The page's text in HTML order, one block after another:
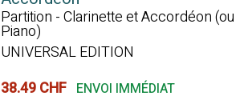
Partition - Clarinette et Accordéon (ou
Piano)
UNIVERSAL EDITION
38.49 CHF ENVOI IMMÉDIAT